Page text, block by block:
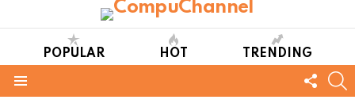
POPULAR HOT TRENDING
US